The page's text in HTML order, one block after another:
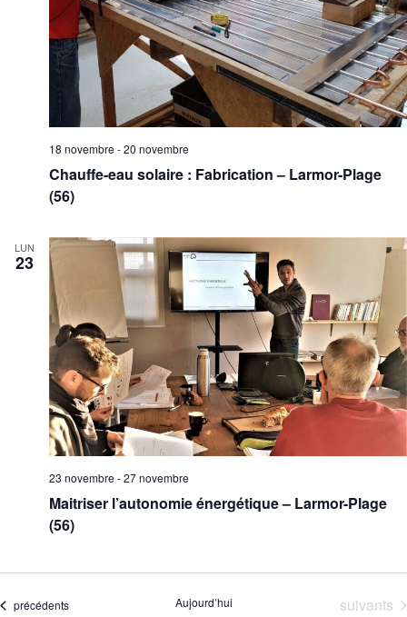
18 novembre -20 novembre
Chauffe-eau solaire : Fabrication – Larmor-Plage
(56)
LUN
23
23 novembre -27 novembre
Maitriser l’autonomie énergétique – Larmor-Plage
(56)
Évènements
précédents Aujourd’hui suivants